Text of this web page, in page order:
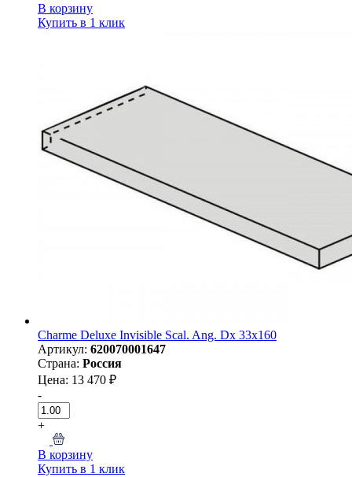
В корзину
Купить в 1 клик
Charme Deluxe Invisible Scal. Ang. Dx 33x160
Артикул: 620070001647
Страна: Россия
Цена: 13 470 ₽
-
+
В корзину
Купить в 1 клик